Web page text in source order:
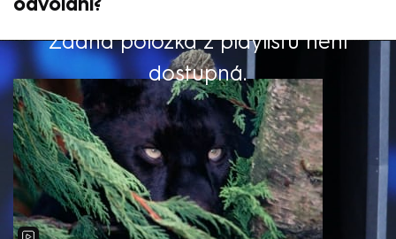
odvolání?
Žádná položka z playlistu není
dostupná.
Výběr redakce